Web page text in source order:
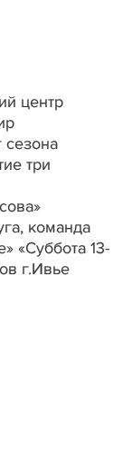
центр
сезона
три
команда
«Суббота 13-
г.Ивье